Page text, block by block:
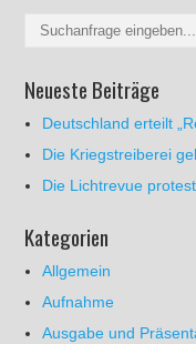
Neueste Beiträge
Deutschland erteilt
Die Kriegstreiberei
Die Lichtrevue
Kategorien
Allgemein
Aufnahme
Ausgabe und